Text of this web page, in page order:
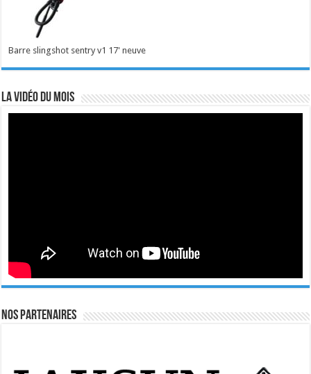
Barre slingshot sentry v1 17' neuve
La vidéo du mois
Nos Partenaires